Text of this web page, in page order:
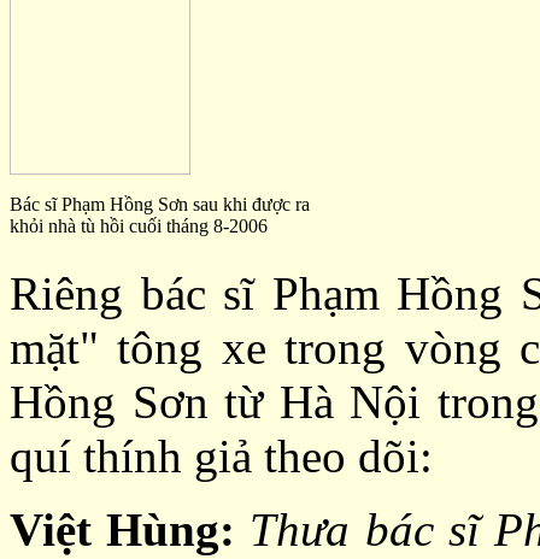
Bác sĩ Phạm Hồng Sơn sau khi được ra
khỏi nhà tù hồi cuối tháng 8-2006
Riêng bác sĩ Phạm
mặt" tông xe trong vòng
Hồng Sơn từ Hà Nội
quí thính giả theo dõi:
Việt Hùng: Thưa bác sĩ